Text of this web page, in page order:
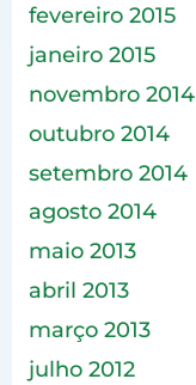
fevereiro 2015
janeiro 2015
novembro 2014
outubro 2014
setembro 2014
agosto 2014
maio 2013
abril 2013
março 2013
julho 2012